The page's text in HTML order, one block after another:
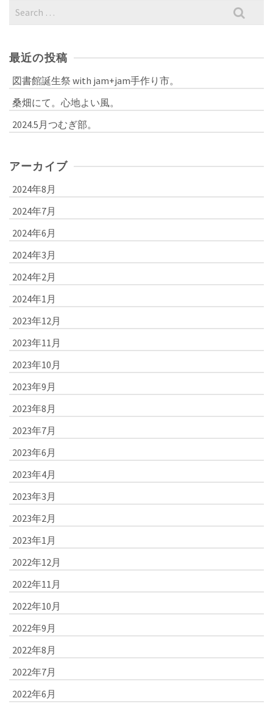
Search
最近の投稿
図書館誕生祭 with jam+jam手作り市。
桑畑にて。心地よい風。
2024.5月つむぎ部。
アーカイブ
2024年8月
2024年7月
2024年6月
2024年3月
2024年2月
2024年1月
2023年12月
2023年11月
2023年10月
2023年9月
2023年8月
2023年7月
2023年6月
2023年4月
2023年3月
2023年2月
2023年1月
2022年12月
2022年11月
2022年10月
2022年9月
2022年8月
2022年7月
2022年6月